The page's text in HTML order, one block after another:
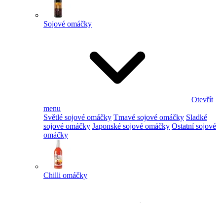
Sojové omáčky
Otevřít
menu
Světlé sojové omáčky Tmavé sojové omáčky Sladké
sojové omáčky Japonské sojové omáčky Ostatní sojové
omáčky
Chilli omáčky